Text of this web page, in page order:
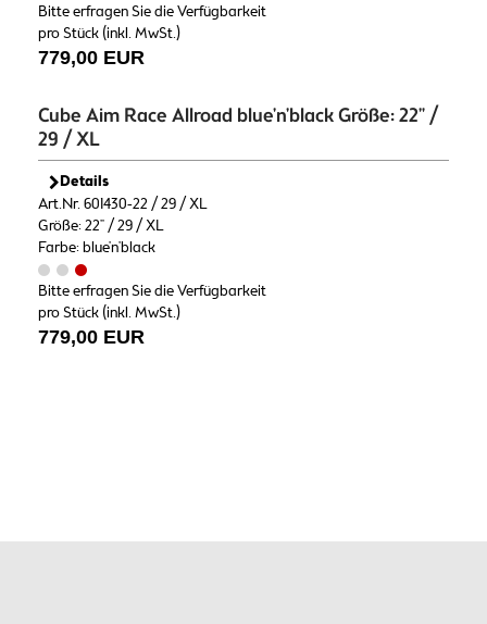
Bitte erfragen Sie die Verfügbarkeit
pro Stück (inkl. MwSt.)
779,00 EUR
Cube Aim Race Allroad blue'n'black Größe: 22" /
29 / XL
Details
Art.Nr. 601430-22 / 29 / XL
Größe: 22" / 29 / XL
Farbe: blue'n'black
Bitte erfragen Sie die Verfügbarkeit
pro Stück (inkl. MwSt.)
779,00 EUR